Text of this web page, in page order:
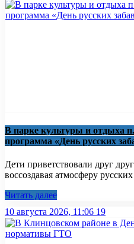
В парке культуры и отдыха
программа «День русских
Дети приветствовали друг
воссоздавая атмосферу
Читать далее
10 августа 2026, 11:06 19